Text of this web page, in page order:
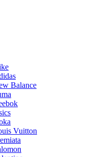
Balance
Vuitton